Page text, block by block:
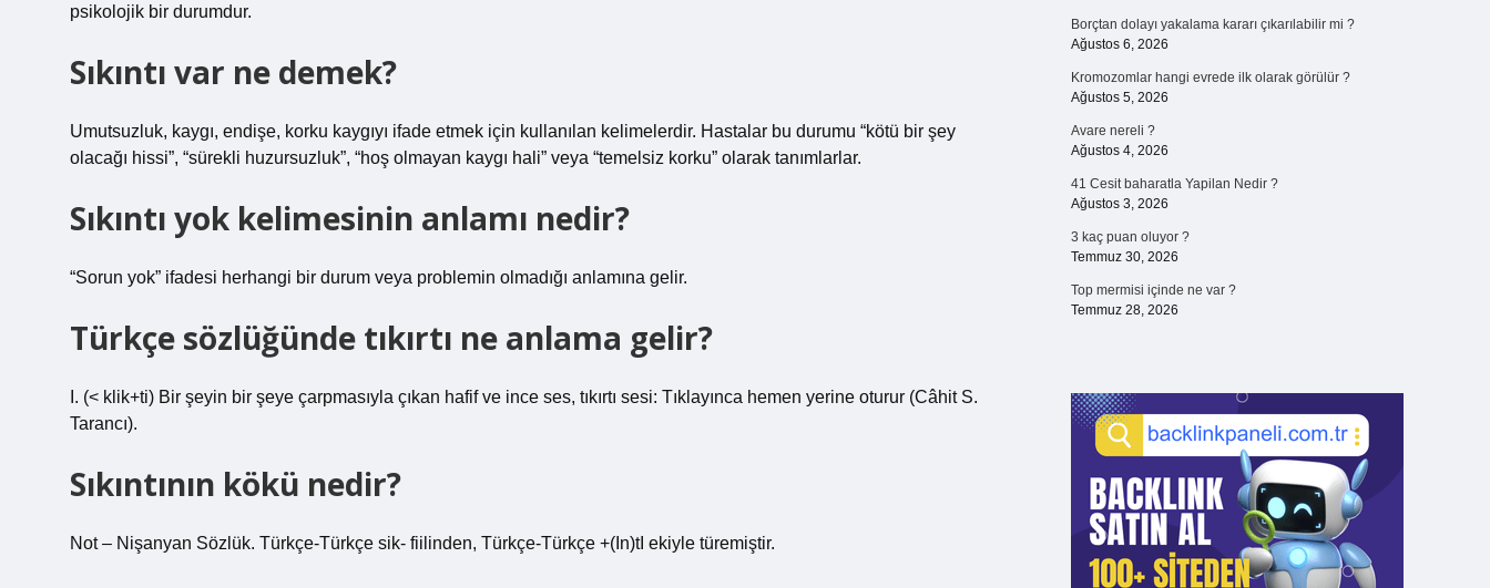
psikolojik bir durumdur.
Sıkıntı var ne demek?
Umutsuzluk, kaygı, endişe, korku kaygıyı ifade etmek için kullanılan kelimelerdir. Hastalar bu durumu “kötü bir şey
olacağı hissi”, “sürekli huzursuzluk”, “hoş olmayan kaygı hali” veya “temelsiz korku” olarak tanımlarlar.
Sıkıntı yok kelimesinin anlamı nedir?
“Sorun yok” ifadesi herhangi bir durum veya problemin olmadığı anlamına gelir.
Türkçe sözlüğünde tıkırtı ne anlama gelir?
I. (< klik+ti) Bir şeyin bir şeye çarpmasıyla çıkan hafif ve ince ses, tıkırtı sesi: Tıklayınca hemen yerine oturur (Câhit S.
Tarancı).
Sıkıntının kökü nedir?
Not – Nişanyan Sözlük. Türkçe-Türkçe sik- fiilinden, Türkçe-Türkçe +(In)tI ekiyle türemiştir.
Borçtan dolayı yakalama kararı çıkarılabilir mi ?
Ağustos 6, 2026
Kromozomlar hangi evrede ilk olarak görülür ?
Ağustos 5, 2026
Avare nereli ?
Ağustos 4, 2026
41 Cesit baharatla Yapilan Nedir ?
Ağustos 3, 2026
3 kaç puan oluyor ?
Temmuz 30, 2026
Top mermisi içinde ne var ?
Temmuz 28, 2026